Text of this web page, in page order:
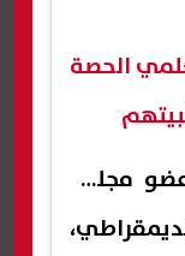
الحصة
مجلس